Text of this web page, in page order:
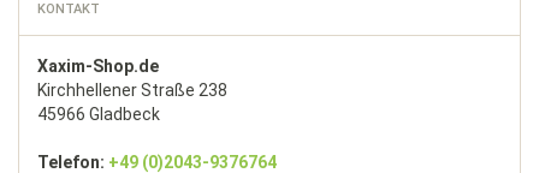
KONTAKT
Xaxim-Shop.de
Kirchhellener Straße 238
45966 Gladbeck
Telefon: +49 (0)2043-9376764